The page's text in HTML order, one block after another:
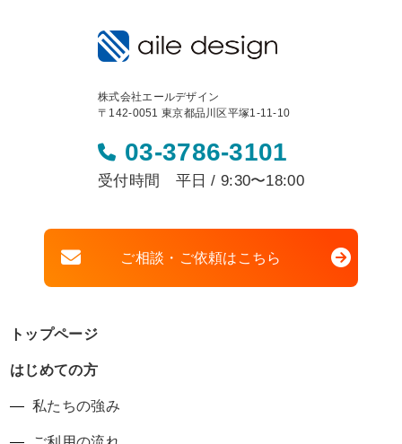
株式会社エールデザイン
〒142-0051 東京都品川区平塚1-11-10
03-3786-3101
受付時間 平日 / 9:30〜18:00
ご相談・ご依頼はこちら
トップページ
はじめての方
私たちの強み